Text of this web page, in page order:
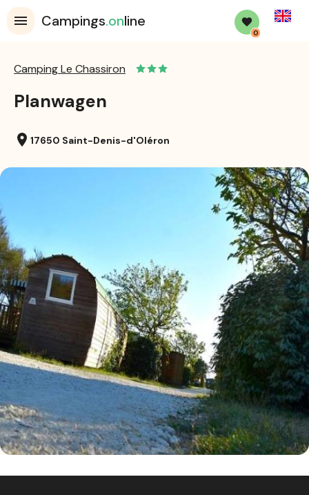
Campings.online
0
English
Camping Le Chassiron
Planwagen
location_on 17650 Saint-Denis-d'Oléron